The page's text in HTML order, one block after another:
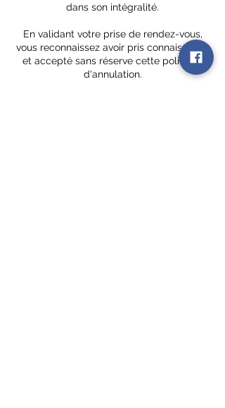
dans son intégralité.
En validant votre prise de rendez-vous,
vous reconnaissez avoir pris connaissance
et accepté sans réserve cette politique
d'annulation.